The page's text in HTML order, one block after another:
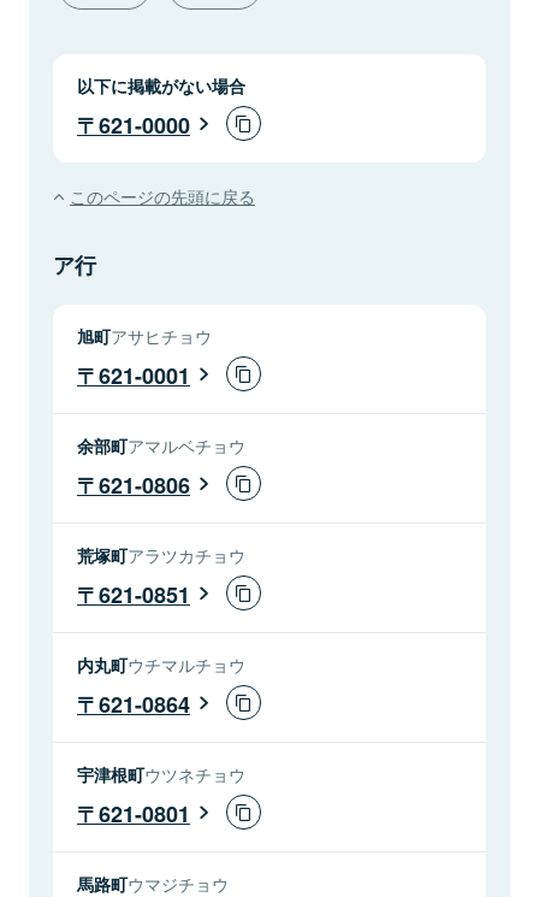
以下に掲載がない場合
621-0000
このページの先頭に戻る
ア行
旭町アサヒチョウ
621-0001
余部町アマルベチョウ
621-0806
荒塚町アラツカチョウ
621-0851
内丸町ウチマルチョウ
621-0864
宇津根町ウツネチョウ
621-0801
馬路町ウマジチョウ